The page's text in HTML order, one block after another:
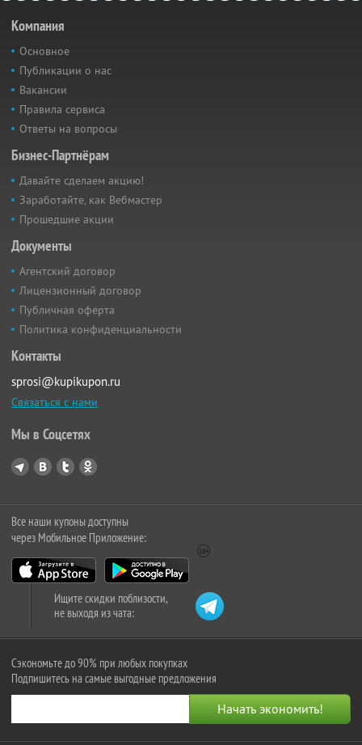
Компания
Основное
Публикации о нас
Вакансии
Правила сервиса
Ответы на вопросы
Бизнес-Партнёрам
Давайте сделаем акцию!
Заработайте, как Вебмастер
Прошедшие акции
Документы
Агентский договор
Лицензионный договор
Публичная оферта
Политика конфиденциальности
Контакты
sprosi@kupikupon.ru
Связаться с нами
Мы в Соцсетях
Все наши купоны доступны
через Мобильное Приложение:
Ищите скидки поблизости,
не выходя из чата:
Сэкономьте до 90% при любых покупках
Подпишитесь на самые выгодные предложения